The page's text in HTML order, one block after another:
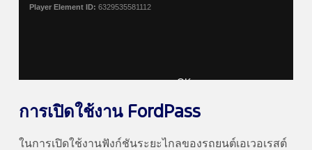
Player Element ID: 6329535581112
OK
การเปิดใช้งาน FordPass
ในการเปิดใช้งานฟังก์ชันระยะไกลของรถยนต์เอเวอเรสต์